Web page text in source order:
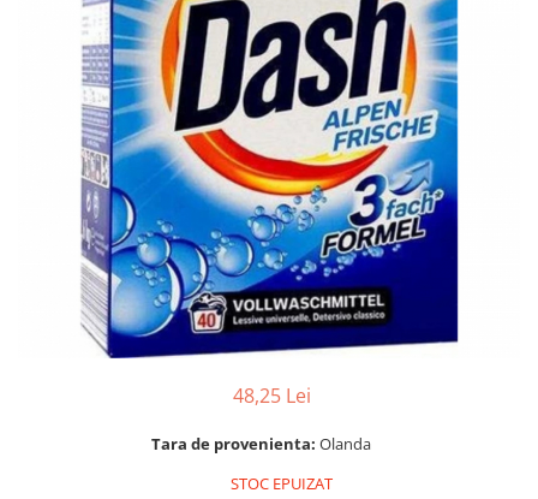
Detergent pardoseala
Detergent toaleta
Echipamente de curăţenie
Folie aluminiu,folie alimentara
Galeata mop
Hartie igienica
Insecticide
Lavete de curatare
Parfum de camere
Indepartarea parului
Ingrijirea buzei
Lotiune de corp
Pachete de cadouri
Pasta de dinti
Pensula machiaj
Periuta de dinti
Produse pentru coafat
Sapun lichid, sapun
48,25 Lei
Tara de provenienta: Olanda
STOC EPUIZAT